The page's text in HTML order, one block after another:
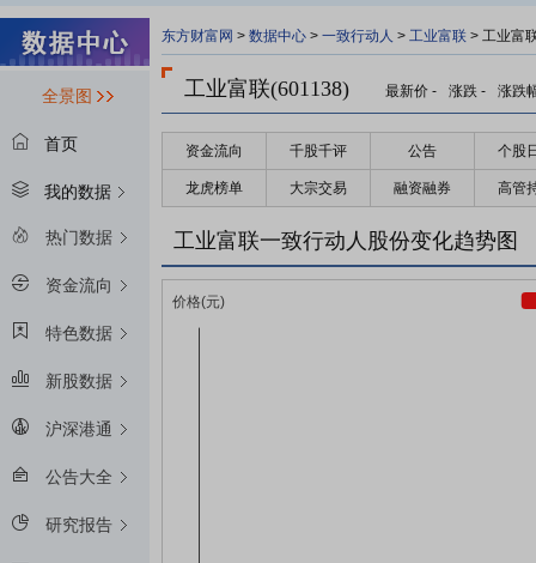
全景图
首页
我的数据
热门数据
资金流向
特色数据
新股数据
沪深港通
公告大全
研究报告
东方财富网 > 数据中心 > 一致行动人 > 工业富联 > 工业富
工业富联(601138) 最新价 - 涨跌 - 涨跌
资金流向 千股千评 公告 个股
龙虎榜单 大宗交易 融资融券 高管
工业富联一致行动人股份变化趋势图